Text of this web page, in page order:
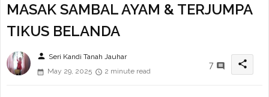
MASAK SAMBAL AYAM & TERJUMPA
TIKUS BELANDA
person Seri Kandi Tanah Jauhar
May 29, 2025
2 minute read
7 share